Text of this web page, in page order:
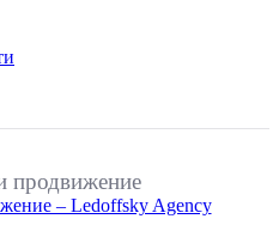
продвижение